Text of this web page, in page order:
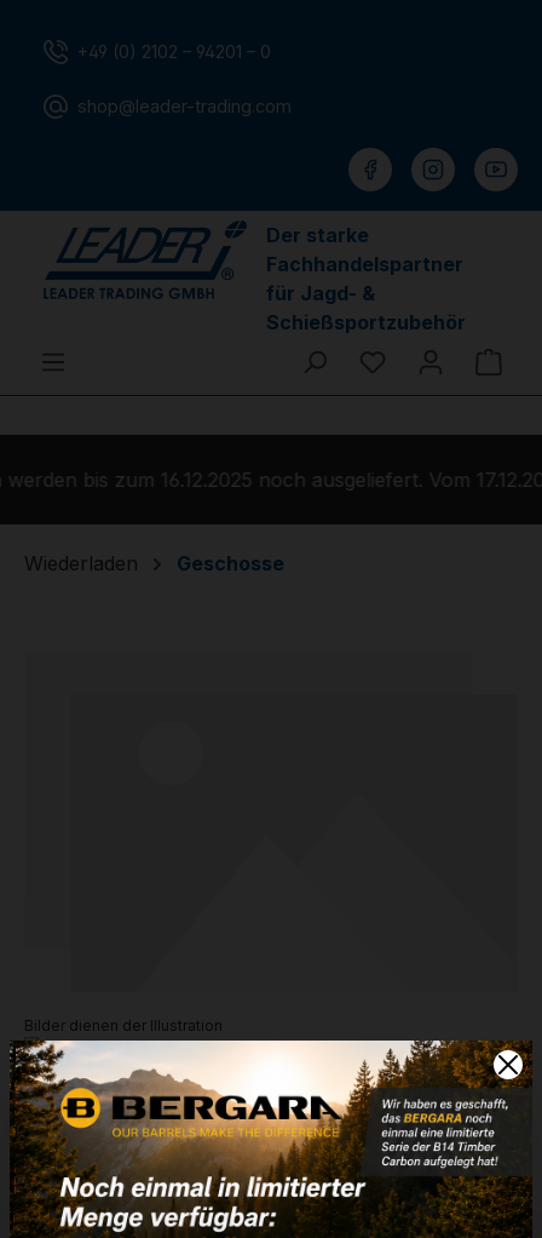
+49 (0) 2102 – 94201 – 0
shop@leader-trading.com
Der starke
Fachhandelspartner
für Jagd- &
Schießsportzubehör
Du hast 0
bis zum 16.12.2025 noch ausgeliefert. Vom
Wiederladen Geschosse
Bilder dienen der Illustration
.40 S&W - 180grs - FMJ
Pack = 1.000 St. (Bulk Pack)
Artikelnummer:36AB510